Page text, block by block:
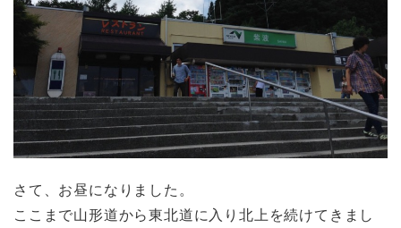
さて、お昼になりました。
ここまで山形道から東北道に入り北上を続けてきまし